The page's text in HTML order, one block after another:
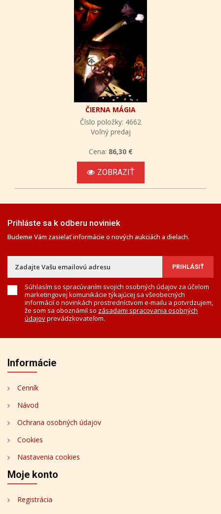
ČIERNA MÁGIA
Číslo položky: 4662
Voľný predaj
Cena: 86,30 €
ZOBRAZIŤ
Prihláste sa k odberu noviniek
Budeme Vám zasielať informácie o nových aukciách a dielach.
Súhlasím so spracúvaním svojich osobných údajov za účelom
marketingovej komunikácie týkajúcej sa všeobecných
informácií o novinkách prostredníctvom e-mailu a potvrdzujem,
že som sa oboznámil so zásadami spracovania osobných
údajovprevádzkovateľom.
Informácie
Cenník
Návod
Ochrana osobných údajov
Cookies
Nastavenia cookies
Moje konto
Registrácia